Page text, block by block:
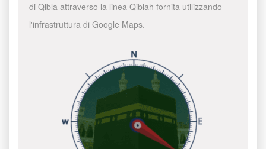
di Qibla attraverso la linea Qiblah fornita utilizzando
l'infrastruttura di Google Maps.